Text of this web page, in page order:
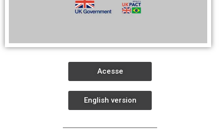
Acesse
English version